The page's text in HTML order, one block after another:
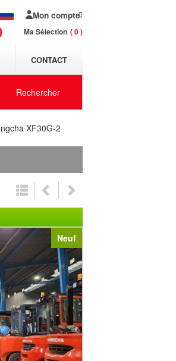
Mon compte
Ma Sélection 0
CONTACT
Rechercher
XF30G-2
Neuf